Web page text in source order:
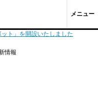
メニュー
ト」を開設いたしました
情報